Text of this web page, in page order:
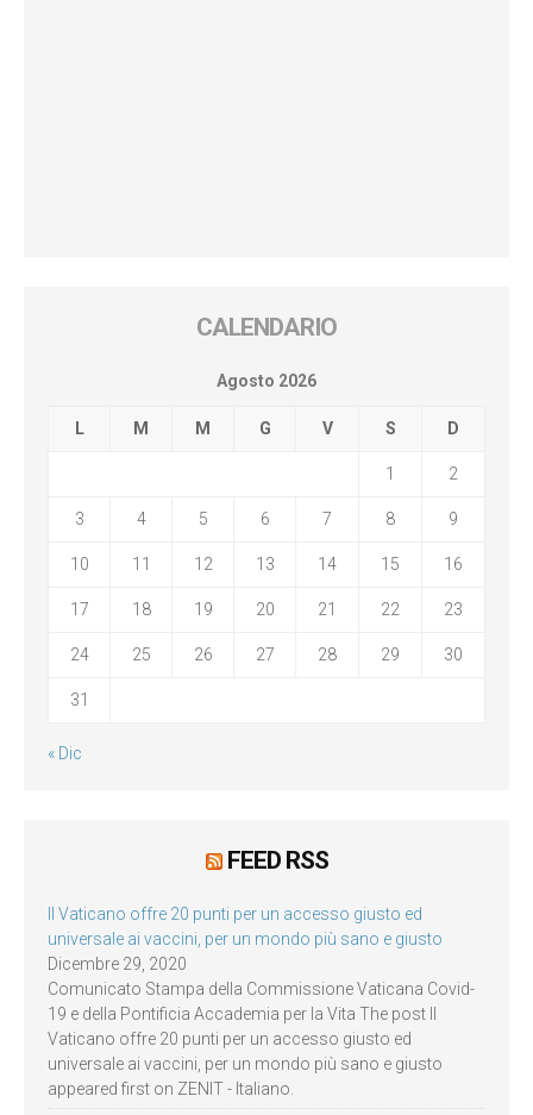
CALENDARIO
Agosto 2026
L M M G V S D
1 2
3 4 5 6 7 8 9
10 11 12 13 14 15 16
17 18 19 20 21 22 23
24 25 26 27 28 29 30
31
« Dic
FEED RSS
Il Vaticano offre 20 punti per un accesso giusto ed
universale ai vaccini, per un mondo più sano e giusto
Dicembre 29, 2020
Comunicato Stampa della Commissione Vaticana Covid-
19 e della Pontificia Accademia per la Vita The post Il
Vaticano offre 20 punti per un accesso giusto ed
universale ai vaccini, per un mondo più sano e giusto
appeared first on ZENIT - Italiano.